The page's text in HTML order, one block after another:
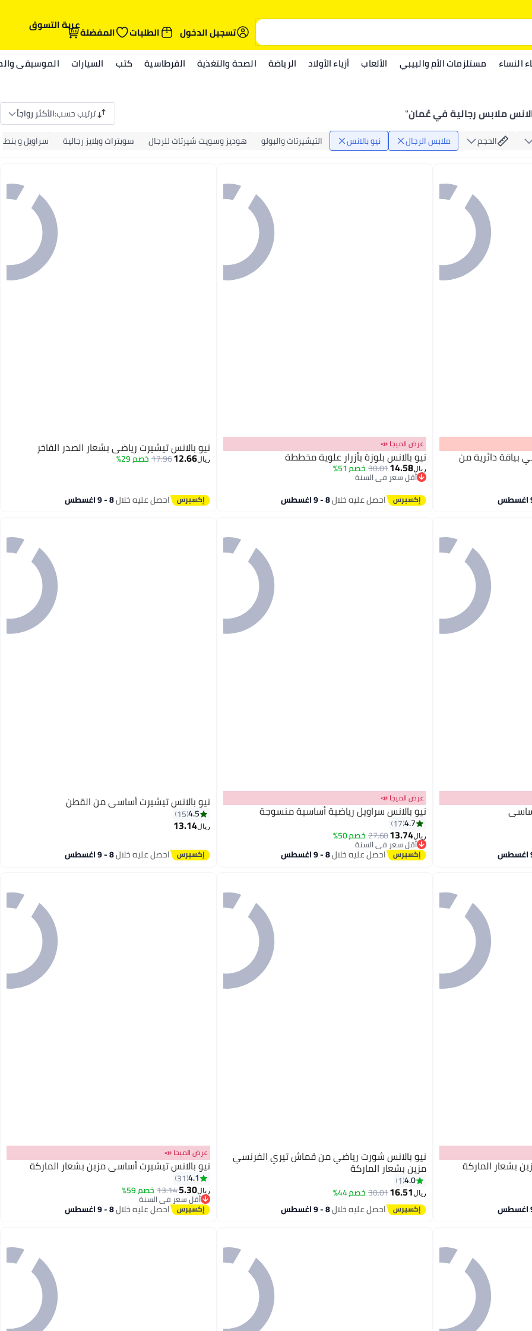
تسجيل الدخول
الطلبات المفضلةعربة التسوق
النساء مستلزمات الأم والبيبي الألعاب أزياء الأولاد الرياضة الصحة والتغذية القرطاسية كتب السيارات الموسيقى
ملابس رجالية في عُمان" ترتيب حسب:الأكثر رواجاً
الحجم ملابس الرجال نيو بالانس التيشيرتات والبولو هوديز وسويت شيرتات للرجال سويترات وبلايز رجالية سراويل و
بياقة دائرية من
عرض الميجا 📣
نيو بالانس بلوزة بأزرار علوية مخططة
ريال14.58
30.01خصم 51%
أقل سعر في السنة
أقل سعر في السنة
احصل عليه خلال8 - 9 اغسطس
نيو بالانس تيشيرت رياضي بشعار الصدر الفاخر
ريال12.66
17.96 خصم 29%
احصل عليه خلال8 - 9 اغسطس
5
عرض الميجا 📣
نيو بالانس سراويل رياضية أساسية منسوجة
4.7
17
ريال13.74
27.60خصم 50%
أقل سعر في السنة
أقل سعر في السنة
احصل عليه خلال8 - 9 اغسطس
نيو بالانس تيشيرت أساسي من القطن
4.5
15
ريال13.14
احصل عليه خلال8 - 9 اغسطس
بشعار الماركة
4
نيو بالانس شورت رياضي من قماش تيري الفرنسي
مزين بشعار الماركة
4.0
1
ريال16.51
30.01خصم 44%
احصل عليه خلال8 - 9 اغسطس
9
عرض الميجا 📣
نيو بالانس تيشيرت أساسي مزين بشعار الماركة
4.1
31
ريال5.30
13.14 خصم 59%
أقل سعر في السنة
أقل سعر في السنة
احصل عليه خلال8 - 9 اغسطس